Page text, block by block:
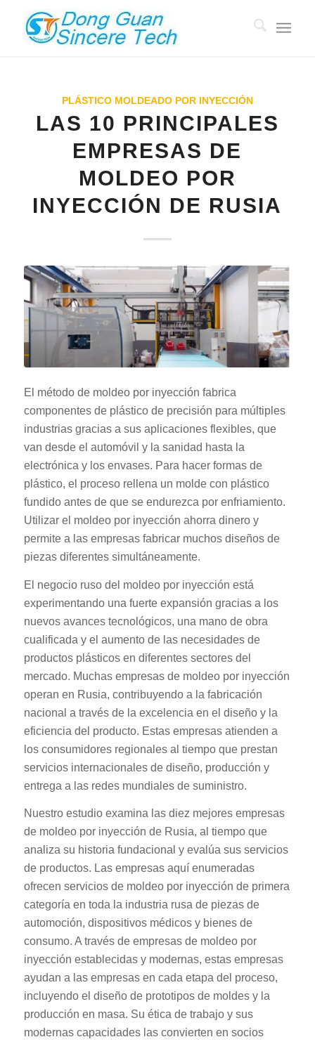
PLÁSTICO MOLDEADO POR INYECCIÓN
LAS 10 PRINCIPALES
EMPRESAS DE
MOLDEO POR
INYECCIÓN DE RUSIA
El método de moldeo por inyección fabrica
componentes de plástico de precisión para múltiples
industrias gracias a sus aplicaciones flexibles, que
van desde el automóvil y la sanidad hasta la
electrónica y los envases. Para hacer formas de
plástico, el proceso rellena un molde con plástico
fundido antes de que se endurezca por enfriamiento.
Utilizar el moldeo por inyección ahorra dinero y
permite a las empresas fabricar muchos diseños de
piezas diferentes simultáneamente.
El negocio ruso del moldeo por inyección está
experimentando una fuerte expansión gracias a los
nuevos avances tecnológicos, una mano de obra
cualificada y el aumento de las necesidades de
productos plásticos en diferentes sectores del
mercado. Muchas empresas de moldeo por inyección
operan en Rusia, contribuyendo a la fabricación
nacional a través de la excelencia en el diseño y la
eficiencia del producto. Estas empresas atienden a
los consumidores regionales al tiempo que prestan
servicios internacionales de diseño, producción y
entrega a las redes mundiales de suministro.
Nuestro estudio examina las diez mejores empresas
de moldeo por inyección de Rusia, al tiempo que
analiza su historia fundacional y evalúa sus servicios
de productos. Las empresas aquí enumeradas
ofrecen servicios de moldeo por inyección de primera
categoría en toda la industria rusa de piezas de
automoción, dispositivos médicos y bienes de
consumo. A través de empresas de moldeo por
inyección establecidas y modernas, estas empresas
ayudan a las empresas en cada etapa del proceso,
incluyendo el diseño de prototipos de moldes y la
producción en masa. Su ética de trabajo y sus
modernas capacidades las convierten en socios